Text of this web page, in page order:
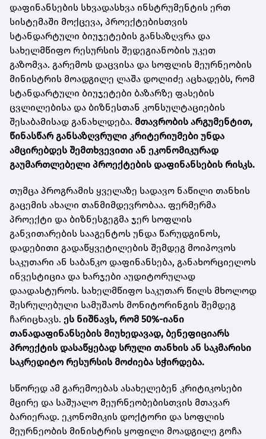
დაფინანსების სხვადასხვა ინსტრუმენტის ერთ
სისტემაში მოქცევა, პროექტებისთვის
სტანდარტული ბიუჯეტების განსაზღვრა და
სახელმწიფო რესურსის შედეგიანობის უკეთ
გაზომვა. გარემოს დაცვისა და სოფლის მეურნეობის
მინისტრის მოადგილე ლაშა დოლიძე აცხადებს, რომ
სტანდარტული ბიუჯეტები ბაზარზე ფასების
ცვლილებისა და ბიზნესთან კონსულტაციების
შესაბამისად განახლდება. მთავრობის არგუმენტით,
წინასწარ განსაზღვრული კრიტერიუმები უნდა
ამცირებდეს შემთხვევითი ან ეკონომიკურად
გაუმართლებელი პროექტების დაფინანსების რისკს.
თუმცა პროგრამის ყველაზე სადავო ნაწილი თანხის
გაცემის ახალი თანმიმდევრობაა. ფერმერმა
პროექტი და ბიზნესგეგმა ჯერ სოფლის
განვითარების სააგენტოს უნდა წარუდგინოს,
დადებითი გადაწყვეტილების შემდეგ მოიპოვოს
საკუთარი ან საბანკო დაფინანსება, განახორციელოს
ინვესტიცია და ხარჯები აუდიტორულად
დაადასტუროს. სახელმწიფო საკუთარ წილს მხოლოდ
შესრულებული სამუშაოს მონიტორინგის შემდეგ
ჩარიცხავს. ეს ნიშნავს, რომ 50%-იანი
თანადაფინანსების მიუხედავად, ბენეფიციარს
პროექტის დასაწყებად სრული თანხის ან საკმარისი
საკრედიტო რესურსის მოძიება სჭირდება.
სწორედ ამ გარემოებას ასახელებენ კრიტიკოსები
მცირე და საშუალო მეურნეობებისთვის მთავარ
ბარიერად. ეკონომიკის დოქტორი და სოფლის
მეურნეობის მინისტრის ყოფილი მოადგილე გოჩა